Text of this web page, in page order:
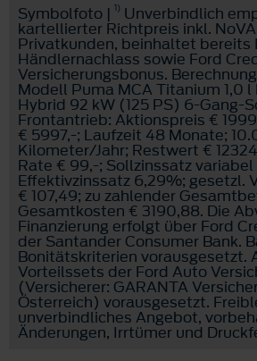
Symbolfoto | 1) Unverbindlich
kartellierter Richtpreis inkl.
Privatkunden, beinhaltet bereits
Händlernachlass sowie Ford
Versicherungsbonus.
Modell Puma MCA Titanium 1,0 l
Hybrid 92 kW (125 PS) 6-Gang-
Frontantrieb: Aktionspreis €
€ 5997,-; Laufzeit 48 Monate;
Kilometer/Jahr; Restwert €
Rate € 99,-; Sollzinssatz
Effektivzinssatz 6,29%; gesetzl.
€ 107,49; zu zahlender
Gesamtkosten € 3190,88. Die
Finanzierung erfolgt über Ford
der Santander Consumer Bank.
Bonitätskriterien vorausgesetzt.
Vorteilssets der Ford Auto
(Versicherer: GARANTA
Österreich) vorausgesetzt.
unverbindliches Angebot,
Änderungen, Irrtümer und